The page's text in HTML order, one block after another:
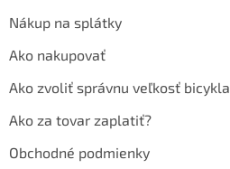
Nákup na splátky
Ako nakupovať
Ako zvoliť správnu veľkosť bicykla
Ako za tovar zaplatiť?
Obchodné podmienky